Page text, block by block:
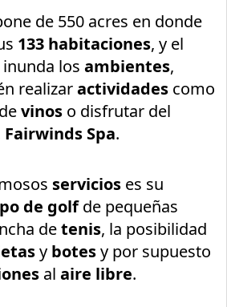
de 550 acres en donde
133 habitaciones, y el
inunda losambientes,
realizaractividades como
devinos o disfrutar del
Fairwinds Spa.
servicios es su
de golfde pequeñas
detenis, la posibilidad
y botesy por supuesto
alaire libre.